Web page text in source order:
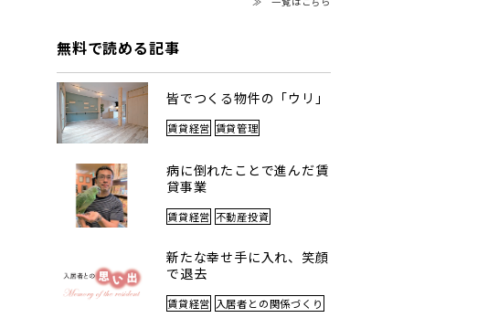
無料で読める記事
皆でつくる物件の「ウリ」
賃貸経営 賃貸管理
病に倒れたことで進んだ賃
貸事業
賃貸経営 不動産投資
新たな幸せ手に入れ、笑顔
で退去
賃貸経営 入居者との関係づくり